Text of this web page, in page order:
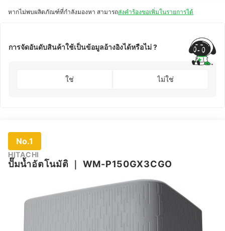
หากไม่พบผลิตภัณฑ์ที่กำลังมองหา สามารถส่งคำร้องขอเพิ่มในรายการได้
การจัดอันดับสินค้าใช้เป็นข้อมูลอ้างอิงได้หรือไม่ ?
ใช่ ไม่ใช่
No.1
HITACHI
ปั๊มน้ำอัตโนมัติ WM-P150GX3CGO